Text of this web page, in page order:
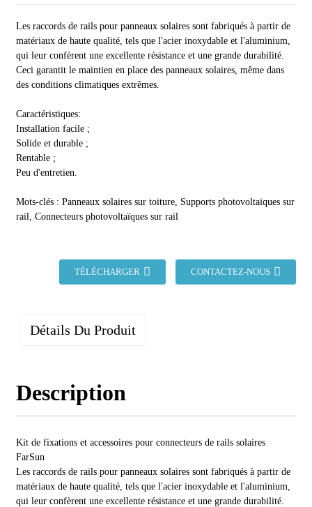
Les raccords de rails pour panneaux solaires sont fabriqués à partir de
matériaux de haute qualité, tels que l'acier inoxydable et l'aluminium,
qui leur confèrent une excellente résistance et une grande durabilité.
Ceci garantit le maintien en place des panneaux solaires, même dans
des conditions climatiques extrêmes.
Caractéristiques:
Installation facile ;
Solide et durable ;
Rentable ;
Peu d'entretien.
Mots-clés : Panneaux solaires sur toiture, Supports photovoltaïques sur
rail, Connecteurs photovoltaïques sur rail
TÉLÉCHARGER CONTACTEZ-NOUS
Détails Du Produit
Description
Kit de fixations et accessoires pour connecteurs de rails solaires
FarSun
Les raccords de rails pour panneaux solaires sont fabriqués à partir de
matériaux de haute qualité, tels que l'acier inoxydable et l'aluminium,
qui leur confèrent une excellente résistance et une grande durabilité.